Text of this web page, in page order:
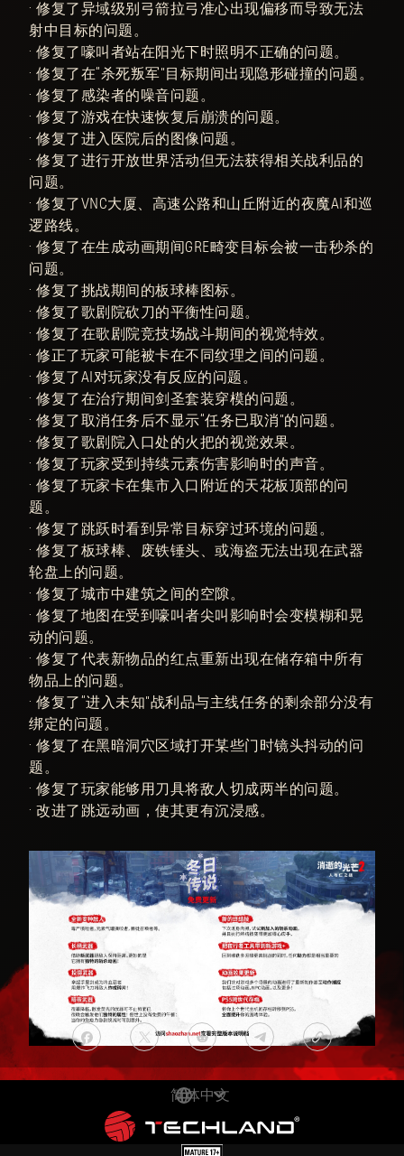
• 修复了异域级别弓箭拉弓准心出现偏移而导致无法
射中目标的问题。
• 修复了嚎叫者站在阳光下时照明不正确的问题。
• 修复了在“杀死叛军”目标期间出现隐形碰撞的问题。
• 修复了感染者的噪音问题。
• 修复了游戏在快速恢复后崩溃的问题。
• 修复了进入医院后的图像问题。
• 修复了进行开放世界活动但无法获得相关战利品的
问题。
• 修复了VNC大厦、高速公路和山丘附近的夜魔AI和巡
逻路线。
• 修复了在生成动画期间GRE畸变目标会被一击秒杀的
问题。
• 修复了挑战期间的板球棒图标。
• 修复了歌剧院砍刀的平衡性问题。
• 修复了在歌剧院竞技场战斗期间的视觉特效。
• 修正了玩家可能被卡在不同纹理之间的问题。
• 修复了AI对玩家没有反应的问题。
• 修复了在治疗期间剑圣套装穿模的问题。
• 修复了取消任务后不显示“任务已取消”的问题。
• 修复了歌剧院入口处的火把的视觉效果。
• 修复了玩家受到持续元素伤害影响时的声音。
• 修复了玩家卡在集市入口附近的天花板顶部的问
题。
• 修复了跳跃时看到异常目标穿过环境的问题。
• 修复了板球棒、废铁锤头、或海盗无法出现在武器
轮盘上的问题。
• 修复了城市中建筑之间的空隙。
• 修复了地图在受到嚎叫者尖叫影响时会变模糊和晃
动的问题。
• 修复了代表新物品的红点重新出现在储存箱中所有
物品上的问题。
• 修复了“进入未知”战利品与主线任务的剩余部分没有
绑定的问题。
• 修复了在黑暗洞穴区域打开某些门时镜头抖动的问
题。
• 修复了玩家能够用刀具将敌人切成两半的问题。
• 改进了跳远动画，使其更有沉浸感。
简体中文
DEUTSCH